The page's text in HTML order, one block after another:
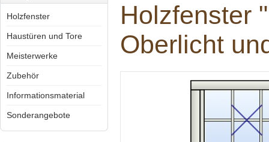
Holzfenster
Haustüren und Tore
Meisterwerke
Zubehör
Informationsmaterial
Sonderangebote
Holzfenster
Oberlicht